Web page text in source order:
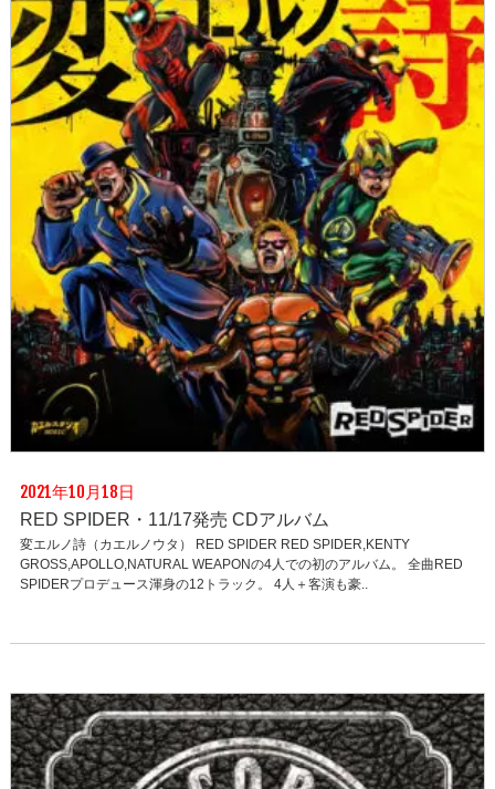
2021年10月18日
RED SPIDER・11/17発売 CDアルバム
変エルノ詩（カエルノウタ） RED SPIDER RED SPIDER,KENTY
GROSS,APOLLO,NATURAL WEAPONの4人での初のアルバム。 全曲RED
SPIDERプロデュース渾身の12トラック。 4人＋客演も豪..